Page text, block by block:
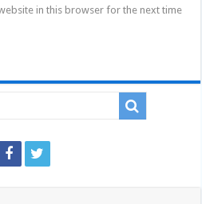
in this browser for the next time